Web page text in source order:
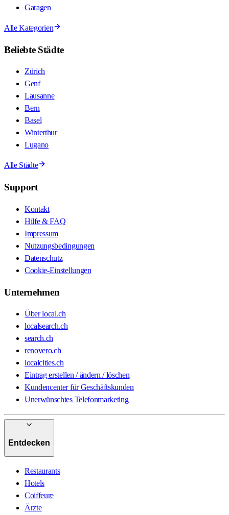
Garagen
Alle Kategorien
Beliebte Städte
Zürich
Genf
Lausanne
Bern
Basel
Winterthur
Lugano
Alle Städte
Support
Kontakt
Hilfe & FAQ
Impressum
Nutzungsbedingungen
Datenschutz
Cookie-Einstellungen
Unternehmen
Über local.ch
localsearch.ch
search.ch
renovero.ch
localcities.ch
Eintrag erstellen / ändern / löschen
Kundencenter für Geschäftskunden
Unerwünschtes Telefonmarketing
Entdecken
Restaurants
Hotels
Coiffeure
Ärzte